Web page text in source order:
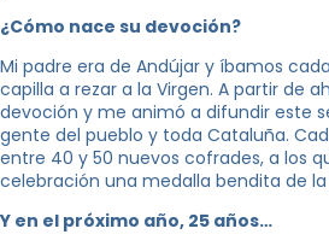
¿Cómo nace su devoción?
Mi padre era de Andújar y íbamos
capilla a rezar a la Virgen. A partir de
devoción y me animó a difundir este
gente del pueblo y toda Cataluña.
entre 40 y 50 nuevos cofrades, a los
celebración una medalla bendita de la
Y en el próximo año, 25 años…